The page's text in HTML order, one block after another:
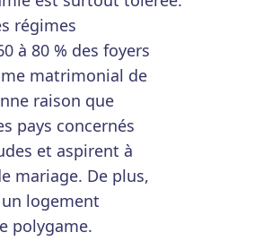
régimes
à 80 % des foyers
matrimonial de
raison que
pays concernés
et aspirent à
mariage. De plus,
logement
polygame.